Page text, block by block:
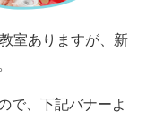
室ありますが、新
で、下記バナーよ